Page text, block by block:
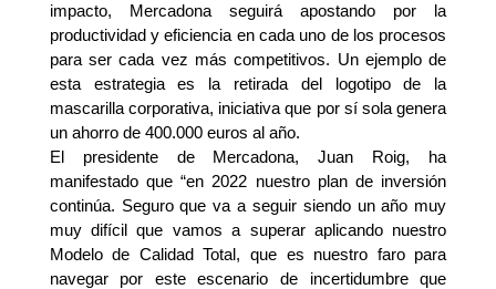
impacto, Mercadona seguirá apostando por la
productividad y eficiencia en cada uno de los procesos
para ser cada vez más competitivos. Un ejemplo de
esta estrategia es la retirada del logotipo de la
mascarilla corporativa, iniciativa que por sí sola genera
un ahorro de 400.000 euros al año.
El presidente de Mercadona, Juan Roig, ha
manifestado que “en 2022 nuestro plan de inversión
continúa. Seguro que va a seguir siendo un año muy
muy difícil que vamos a superar aplicando nuestro
Modelo de Calidad Total, que es nuestro faro para
navegar por este escenario de incertidumbre que